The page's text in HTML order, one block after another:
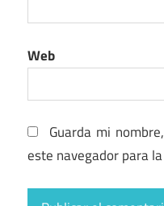
Web
Guarda mi
este navegador para